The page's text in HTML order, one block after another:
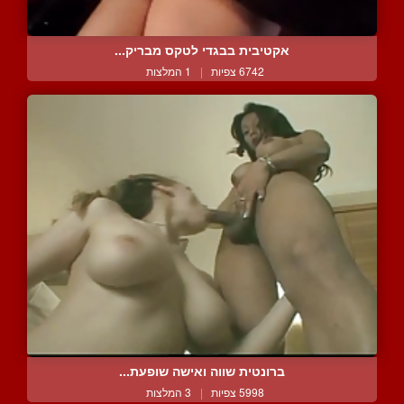
אקטיבית בבגדי לטקס מבריק...
6742 צפיות | 1 המלצות
ברונטית שווה ואישה שופעת...
5998 צפיות | 3 המלצות